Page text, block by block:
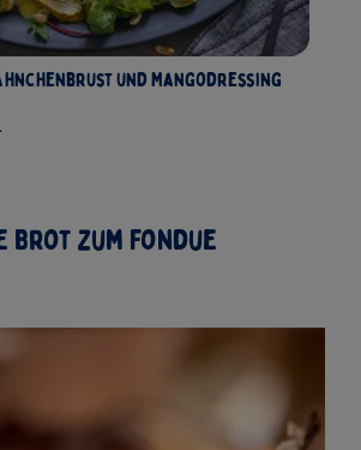
und Mangodressing
Brot zum Fondue